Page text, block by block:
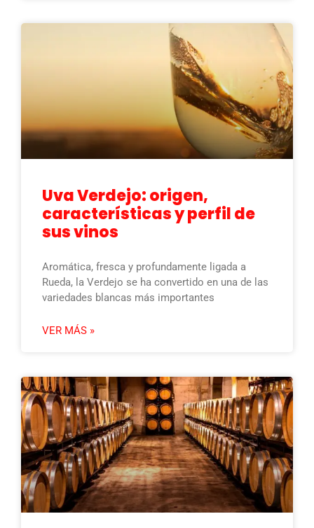
Uva Verdejo: origen,
características y perfil de
sus vinos
Aromática, fresca y profundamente ligada a
Rueda, la Verdejo se ha convertido en una de las
variedades blancas más importantes
VER MÁS »